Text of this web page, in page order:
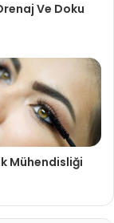
Ve Doku
Mühendisliği